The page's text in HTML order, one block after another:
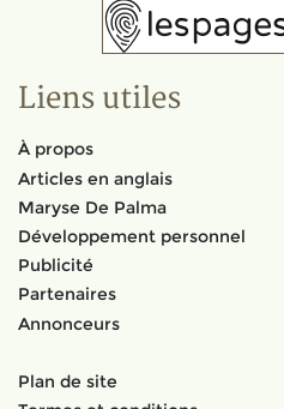
Liens utiles
À propos
Articles en anglais
Maryse De Palma
Développement personnel
Publicité
Partenaires
Annonceurs
Plan de site